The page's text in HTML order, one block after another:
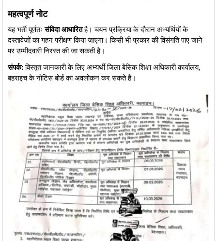
महत्वपूर्ण नोट
यह भर्ती पूर्णतःसंविदा आधारितहै। चयन प्रक्रिया के दौरान अभ्यर्थियों के
दस्तावेजों का गहन परीक्षण किया जाएगा। किसी भी प्रकार की विसंगति पाए जाने
पर उम्मीदवारी निरस्त की जा सकती है।
संपर्क:विस्तृत जानकारी के लिए अभ्यर्थी जिला बेसिक शिक्षा अधिकारी कार्यालय,
बहराइच के नोटिस बोर्ड का अवलोकन कर सकते हैं।